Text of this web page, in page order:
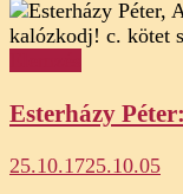
Esterházy
25.10.1725.10.05